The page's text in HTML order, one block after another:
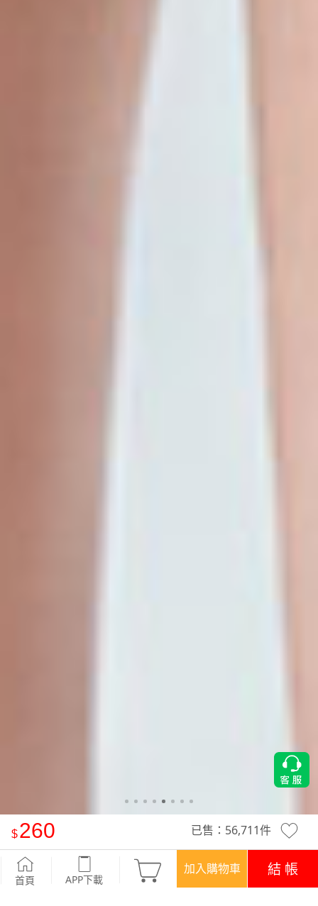
首頁 APP下載
加入購物車 結 帳
260 已售： 56,711件
舒適.MIT永續環保材質-抗UV吸排抗菌拼色polo衫